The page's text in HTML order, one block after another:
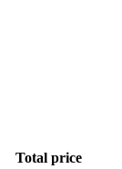
Total price